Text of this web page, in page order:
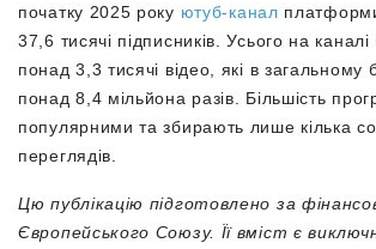
початку 2025 року ютуб-канал
37,6 тисячі підписників. Усього на
понад 3,3 тисячі відео, які в загальному
понад 8,4 мільйона разів. Більшість
популярними та збирають лише кілька
переглядів.
Цю публікацію підготовлено за
Європейського Союзу. Її вміст є